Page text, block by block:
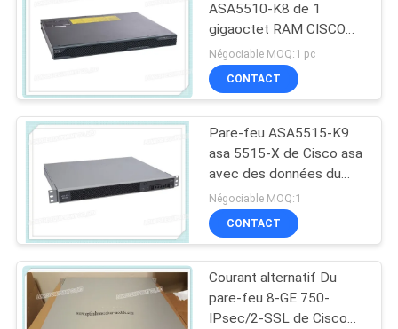
PLAN
DU
SITE
POLITIQUE
CONFIDENTIALITÉ
ASA5510-K8 de 1
gigaoctet RAM CISCO
asa empaquette la sortie
de VPN 300 Mbps
Négociable MOQ:1 pc
CONTACT
Pare-feu ASA5515-K9
asa 5515-X de Cisco asa
avec des données du
commutateur 6GE. 1 GE
Mgmt. C.A. 3DES/AES
Négociable MOQ:1
CONTACT
Courant alternatif Du
pare-feu 8-GE 750-
IPsec/2-SSL de Cisco